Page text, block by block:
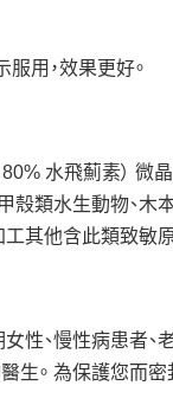
用，效果更好。
水飛薊素） 微
殼類水生動物、木
其他含此類致敏
、慢性病患者、
。 為保護您而密